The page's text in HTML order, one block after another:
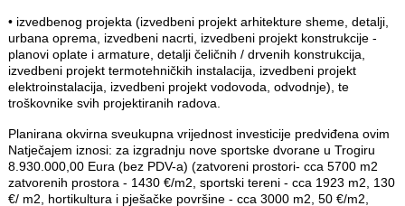
• izvedbenog projekta (izvedbeni projekt arhitekture sheme, detalji,
urbana oprema, izvedbeni nacrti, izvedbeni projekt konstrukcije -
planovi oplate i armature, detalji čeličnih / drvenih konstrukcija,
izvedbeni projekt termotehničkih instalacija, izvedbeni projekt
elektroinstalacija, izvedbeni projekt vodovoda, odvodnje), te
troškovnike svih projektiranih radova.
Planirana okvirna sveukupna vrijednost investicije predviđena ovim
Natječajem iznosi: za izgradnju nove sportske dvorane u Trogiru
8.930.000,00 Eura (bez PDV-a) (zatvoreni prostori- cca 5700 m2
zatvorenih prostora - 1430 €/m2, sportski tereni - cca 1923 m2, 130
€/ m2, hortikultura i pješačke površine - cca 3000 m2, 50 €/m2,